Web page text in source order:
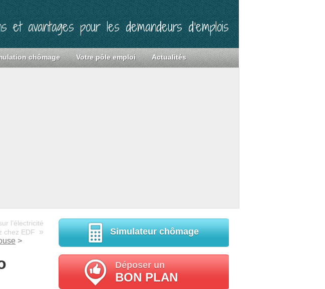
et avantages pour les demandeurs d’emplois
chômage Votre pôle emploi Actualités
l’électricité
chez EDF
»
>
Simulateur chômage
Déposer un
BON PLAN